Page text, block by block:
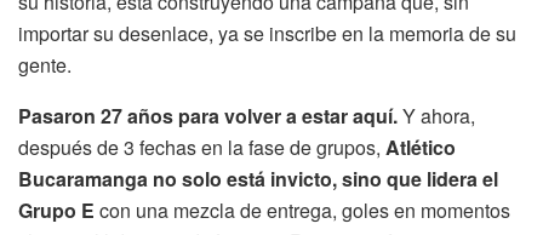
importar su desenlace, ya se inscribe en la memoria de su
gente.
Pasaron 27 años para volver a estar aquí.Y ahora,
después de 3 fechas en la fase de grupos, Atlético
Bucaramanga no solo está invicto, sino que lidera el
Grupo E con una mezcla de entrega, goles en momentos